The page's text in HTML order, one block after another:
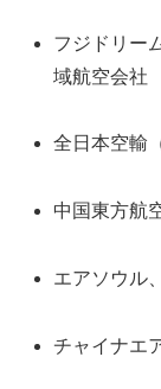
フジドリー
域航空会社
全日本空輸
中国東方航
エアソウル
チャイナエ